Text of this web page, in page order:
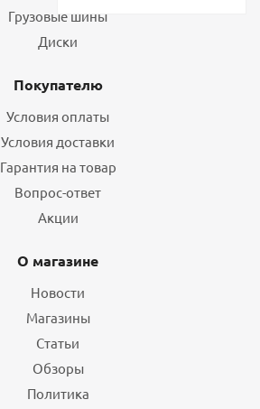
Грузовые шины
Диски
Покупателю
Условия оплаты
Условия доставки
Гарантия на товар
Вопрос-ответ
Акции
О магазине
Новости
Магазины
Статьи
Обзоры
Политика